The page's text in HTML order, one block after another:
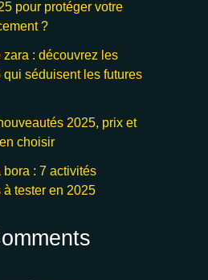
pour protéger votre
?
zara : découvrez les
séduisent les futures
2025, prix et
choisir
: 7 activités
tester en 2025